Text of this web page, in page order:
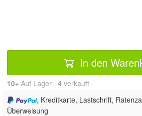
In den
10+ Auf Lager 4 verkauft
, Kreditkarte, Lastschrift,
Überweisung